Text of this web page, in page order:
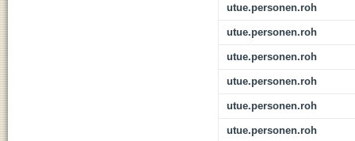
utue.personen.roh
utue.personen.roh
utue.personen.roh
utue.personen.roh
utue.personen.roh
utue.personen.roh